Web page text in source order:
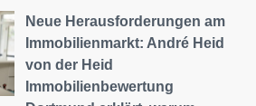
Neue Herausforderungen am
Immobilienmarkt: André Heid
von der Heid
Immobilienbewertung